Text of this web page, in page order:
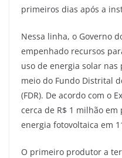
primeiros dias após a
Nessa linha, o Governo
empenhado recursos
uso de energia solar
meio do Fundo Distrital
(FDR). De acordo com o
cerca de R$ 1 milhão
energia fotovoltaica em
O primeiro produtor a